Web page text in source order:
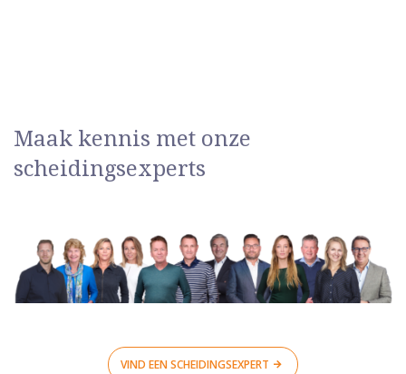
Maak kennis met onze
scheidingsexperts
VIND EEN SCHEIDINGSEXPERT